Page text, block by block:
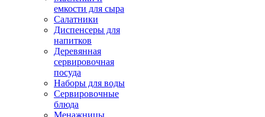
емкости для сыра
Салатники
Диспенсеры для
напитков
Деревянная
сервировочная
посуда
Наборы для воды
Сервировочные
блюда
Менажницы